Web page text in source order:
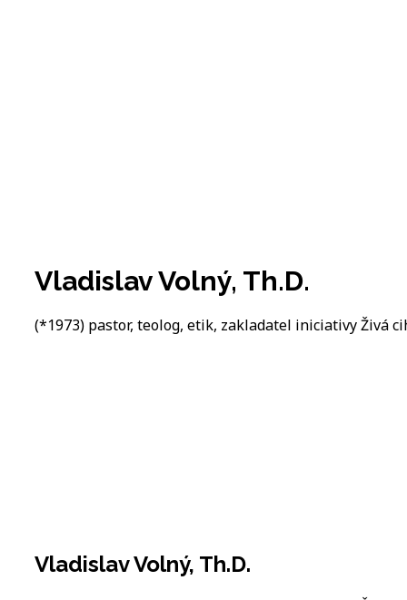
Vladislav Volný, Th.D.
(*1973) pastor, teolog, etik, zakladatel iniciativy Živá
Vladislav Volný, Th.D.